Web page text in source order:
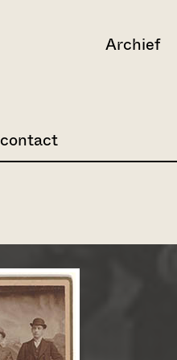
Archief
contact